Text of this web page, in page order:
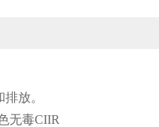
放。
无毒CIIR